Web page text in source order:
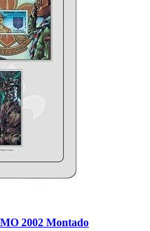
2002 Montado